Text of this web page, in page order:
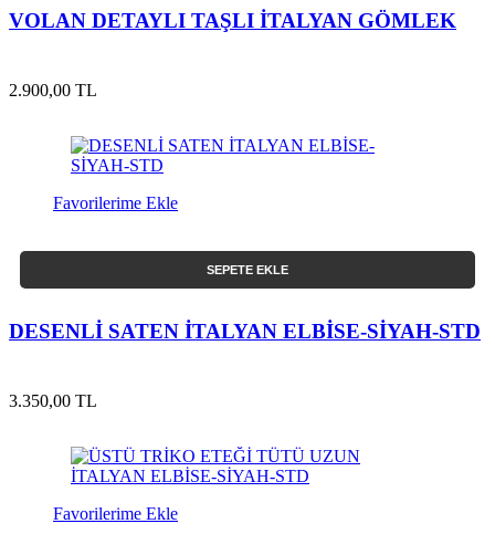
VOLAN DETAYLI TAŞLI İTALYAN GÖMLEK
2.900,00 TL
Favorilerime Ekle
SEPETE EKLE
DESENLİ SATEN İTALYAN ELBİSE-SİYAH-STD
3.350,00 TL
Favorilerime Ekle